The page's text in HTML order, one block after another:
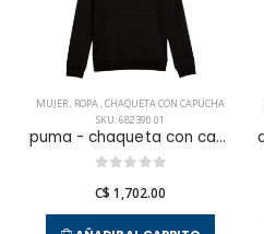
MUJER, ROPA,CHAQUETA CON CAPUCHA
SKU: 682390 01
puma - chaqueta con capucha ess no. 1 logo para mujer
C$ 1,702.00